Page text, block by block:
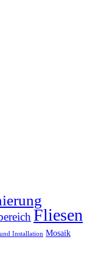
Fliesen
Installation Mosaik